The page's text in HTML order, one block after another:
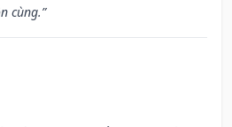
cùng.”